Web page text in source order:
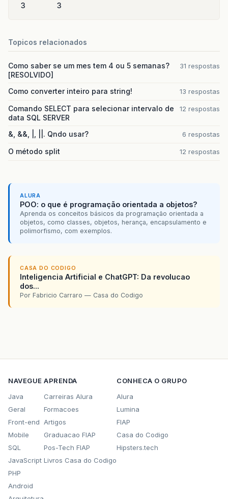
3 3
Topicos relacionados
Como saber se um mes tem 4 ou 5 semanas?
[RESOLVIDO]
31 respostas
Como converter inteiro para string! 13 respostas
Comando SELECT para selecionar intervalo de
data SQL SERVER
12 respostas
&, &&, |, ||. Qndo usar? 6 respostas
O método split 12 respostas
ALURA
POO: o que é programação orientada a objetos?
Aprenda os conceitos básicos da programação orientada a
objetos, como classes, objetos, herança, encapsulamento e
polimorfismo, com exemplos.
CASA DO CODIGO
Inteligencia Artificial e ChatGPT: Da revolucao
dos...
Por Fabricio Carraro — Casa do Codigo
NAVEGUE
Java
Geral
Front-end
Mobile
SQL
JavaScript
PHP
Android
APRENDA
Carreiras Alura
Formacoes
Artigos
Graduacao FIAP
Pos-Tech FIAP
Livros Casa do Codigo
CONHECA O GRUPO
Alura
Lumina
FIAP
Casa do Codigo
Hipsters.tech